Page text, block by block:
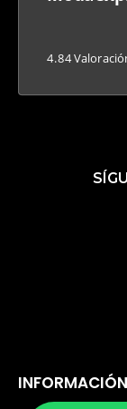
INFORMACIÓN
4.84